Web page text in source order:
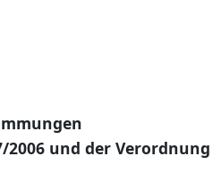
2006 und der Verordnung